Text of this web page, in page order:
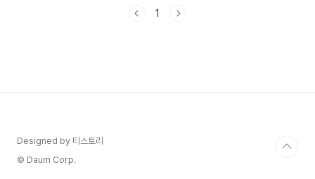
사이버 보안 전문 매체 사이버뉴스(CyberNews)에 따르면, 2025년 6월
1
Designed by 티스토리
© Daum Corp.